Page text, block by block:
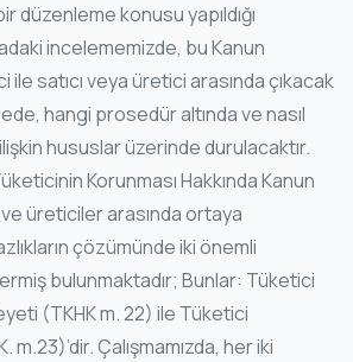
düzenleme konusu yapıldığı
incelememizde, bu Kanun
ile satıcı veya üretici arasında çıkacak
hangi prosedür altında ve nasıl
hususlar üzerinde durulacaktır.
Korunması Hakkında Kanun
üreticiler arasında ortaya
çözümünde iki önemli
bulunmaktadır; Bunlar: Tüketici
(TKHK m. 22) ile Tüketici
Çalışmamızda, her iki